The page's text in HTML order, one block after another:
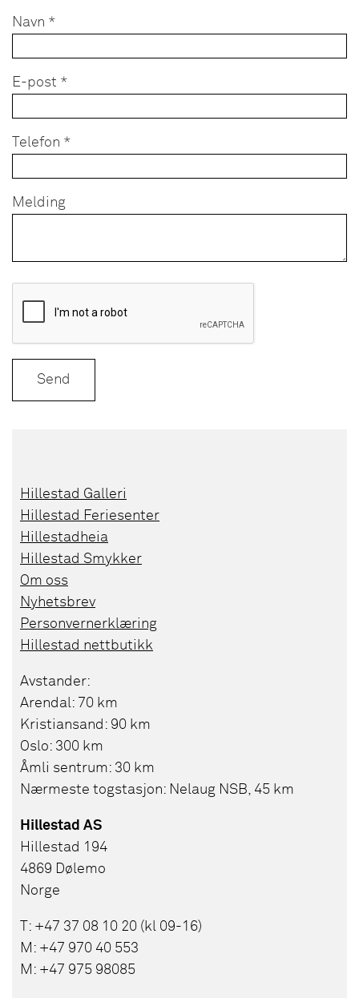
Navn *
E-post *
Telefon *
Melding
Send
Hillestad Galleri
Hillestad Feriesenter
Hillestadheia
Hillestad Smykker
Om oss
Nyhetsbrev
Personvernerklæring
Hillestad nettbutikk
Avstander:
Arendal: 70 km
Kristiansand: 90 km
Oslo: 300 km
Åmli sentrum: 30 km
Nærmeste togstasjon: Nelaug NSB, 45 km
Hillestad AS
Hillestad 194
4869 Dølemo
Norge
T: +47 37 08 10 20 (kl 09-16)
M: +47 970 40 553
M: +47 975 98085